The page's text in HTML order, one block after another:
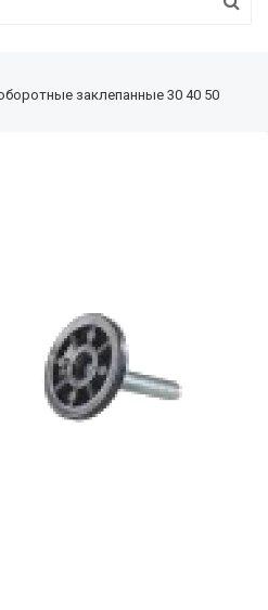
заклепанные 30 40 50